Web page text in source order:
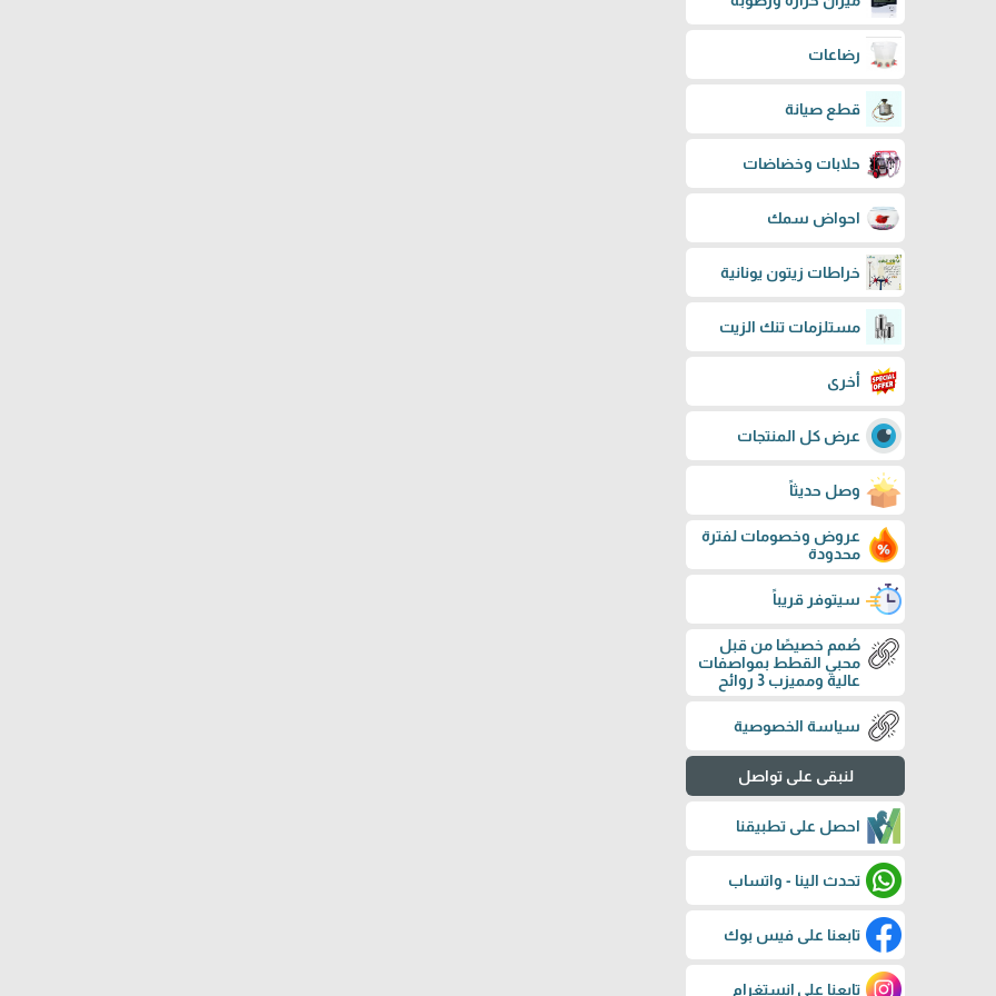
رضاعات
قطع صيانة
حلابات وخضاضات
احواض سمك
خراطات زيتون يونانية
مستلزمات تنك الزيت
أخرى
عرض كل المنتجات
وصل حديثاً
عروض وخصومات لفترة
محدودة
سيتوفر قريباً
صُمم خصيصًا من قبل
محبي القطط بمواصفات
عالية ومميزب 3 روائح
سياسة الخصوصية
لنبقى على تواصل
احصل على تطبيقنا
تحدث الينا - واتساب
تابعنا على فيس بوك
تابعنا على إنستغرام